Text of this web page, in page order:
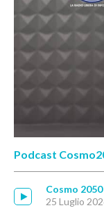
Podcast
Cosmo
25 Luglio